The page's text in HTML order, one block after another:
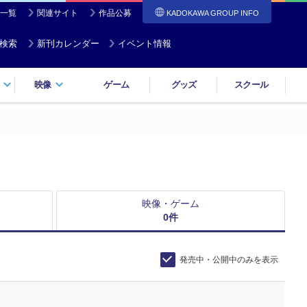
覧 関連サイト 作品公募 KADOKAWA GROUP INFO
索 新刊カレンダー イベント情報
映像 ゲーム グッズ スクール
映像・ゲーム
0件
発売中・公開中のみを表示